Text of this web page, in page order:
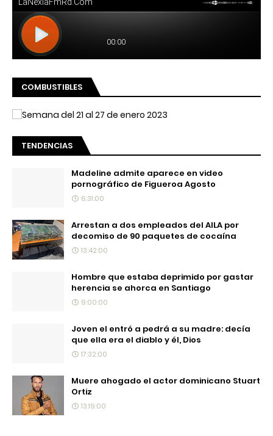
COMBUSTIBLES
TENDENCIAS
Madeline admite aparece en video
pornográfico de Figueroa Agosto
6:31:00
Arrestan a dos empleados del AILA por
decomiso de 90 paquetes de cocaína
13:42:00
Hombre que estaba deprimido por gastar
herencia se ahorca en Santiago
9:00:00
Joven el entró a pedrá a su madre: decía
que ella era el diablo y él, Dios
17:32:00
Muere ahogado el actor dominicano Stuart
Ortiz
13:19:00